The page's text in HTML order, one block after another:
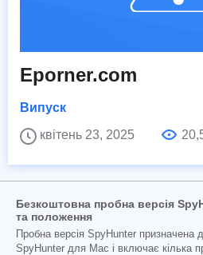
Eporner.com
Випуск
квітень 23, 2025
Безкоштовна пробна версія
та положення
Пробна версія SpyHunter призначена
SpyHunter для Mac і включає кілька